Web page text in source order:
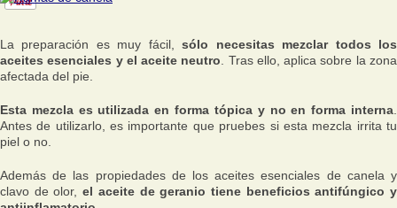
La preparación es muy fácil,sólo necesitas mezclar todos los
aceites esenciales y el aceite neutro . Tras ello, aplica sobre la zona
afectada del pie.
Esta mezcla es utilizada en forma tópica y no en forma interna
Antes de utilizarlo, es importante que pruebes si esta mezcla irrita tu
piel o no.
Además de las propiedades de los aceites esenciales de canela y
clavo de olor,el aceite de geranio tiene beneficios antifúngico y